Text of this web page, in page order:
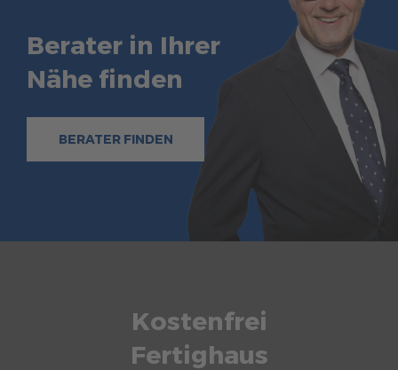
Berater in Ihrer
Nähe finden
BERATER FINDEN
Kostenfrei
Fertighaus